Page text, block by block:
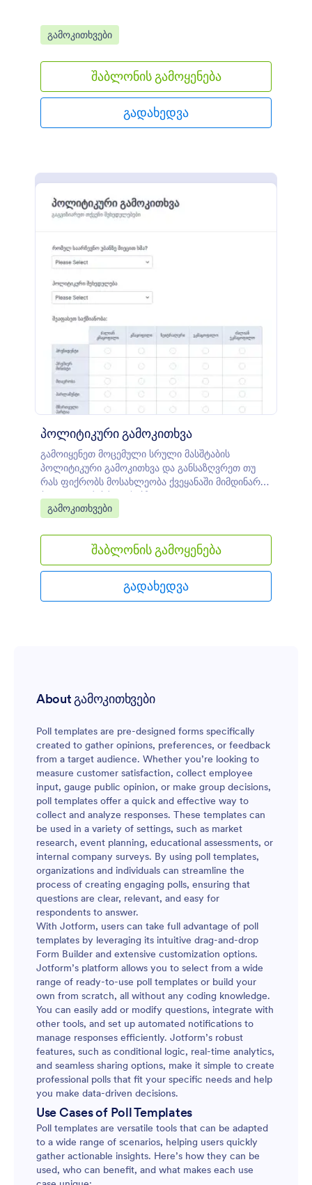
Go to Category:
გამოკითხვები
შაბლონის გამოყენება
გადახედვა
პოლიტიკური გამოკითხვა
გამოიყენეთ მოცემული სრული მასშტაბის
პოლიტიკური გამოკითხვა და განსაზღვრეთ თუ
რას ფიქრობს მოსახლეობა ქვეყანაში მიმდინარე
პოლიტიკურ პროცესებზე.
Go to Category:
გამოკითხვები
შაბლონის გამოყენება
გადახედვა
About გამოკითხვები
Poll templates are pre-designed forms specifically
created to gather opinions, preferences, or feedback
from a target audience. Whether you’re looking to
measure customer satisfaction, collect employee
input, gauge public opinion, or make group decisions,
poll templates offer a quick and effective way to
collect and analyze responses. These templates can
be used in a variety of settings, such as market
research, event planning, educational assessments, or
internal company surveys. By using poll templates,
organizations and individuals can streamline the
process of creating engaging polls, ensuring that
questions are clear, relevant, and easy for
respondents to answer.
With Jotform, users can take full advantage of poll
templates by leveraging its intuitive drag-and-drop
Form Builder and extensive customization options.
Jotform’s platform allows you to select from a wide
range of ready-to-use poll templates or build your
own from scratch, all without any coding knowledge.
You can easily add or modify questions, integrate with
other tools, and set up automated notifications to
manage responses efficiently. Jotform’s robust
features, such as conditional logic, real-time analytics,
and seamless sharing options, make it simple to create
professional polls that fit your specific needs and help
you make data-driven decisions.
Use Cases of Poll Templates
Poll templates are versatile tools that can be adapted
to a wide range of scenarios, helping users quickly
gather actionable insights. Here’s how they can be
used, who can benefit, and what makes each use